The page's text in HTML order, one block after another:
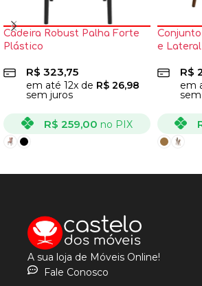
Cadeira Robust Palha Forte
Plástico
R$ 323,75
em até 12x de R$ 26,98
sem juros
R$ 259,00 no PIX
e
R$
em
A sua loja de Móveis Online!
Fale Conosco